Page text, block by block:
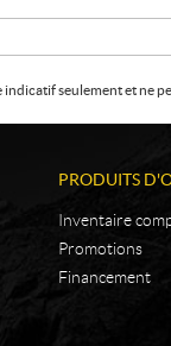
indicatif seulement et
PRODUITS
Inventaire
Promotions
Financement